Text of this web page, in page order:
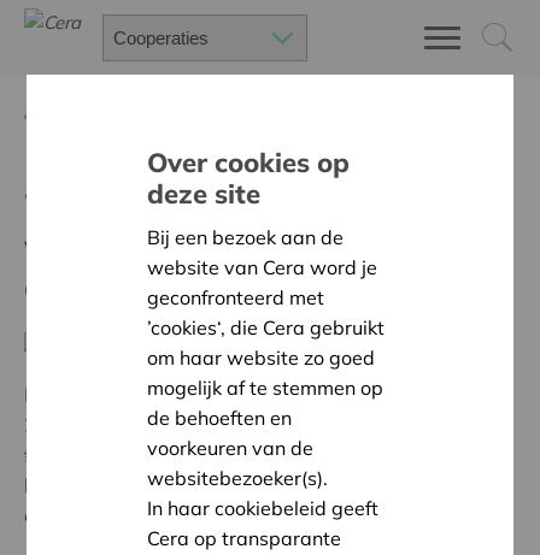
Wat beïnvloedt de
winstgevendheid van
coöperaties?
In een studie van Spaanse coöperaties in de periode
2008-2020 onderzoekt Mercè Sala-Ríos welke
factoren de winstgevendheid kunnen verklaren.
houdt rekening met bedrijfsspecifieke, sectorspecifieke
en locatiefactoren.
Over cookies op
deze site
Bij een bezoek aan de
website van Cera word je
geconfronteerd met
’cookies‘, die Cera gebruikt
om haar website zo goed
mogelijk af te stemmen op
de behoeften en
voorkeuren van de
websitebezoeker(s).
In haar cookiebeleid geeft
Cera op transparante